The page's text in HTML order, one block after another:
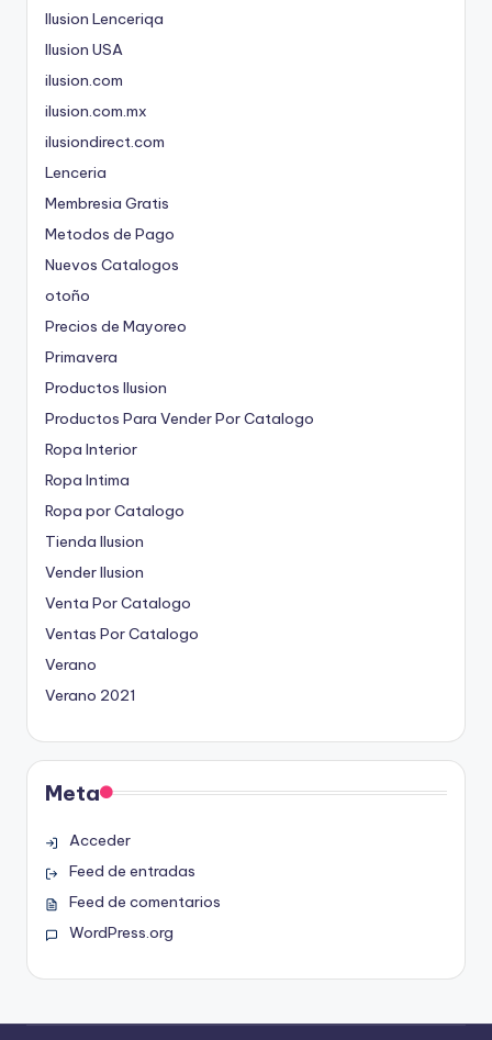
Ilusion Lenceriqa
Ilusion USA
ilusion.com
ilusion.com.mx
ilusiondirect.com
Lenceria
Membresia Gratis
Metodos de Pago
Nuevos Catalogos
otoño
Precios de Mayoreo
Primavera
Productos Ilusion
Productos Para Vender Por Catalogo
Ropa Interior
Ropa Intima
Ropa por Catalogo
Tienda Ilusion
Vender Ilusion
Venta Por Catalogo
Ventas Por Catalogo
Verano
Verano 2021
Meta
Acceder
Feed de entradas
Feed de comentarios
WordPress.org